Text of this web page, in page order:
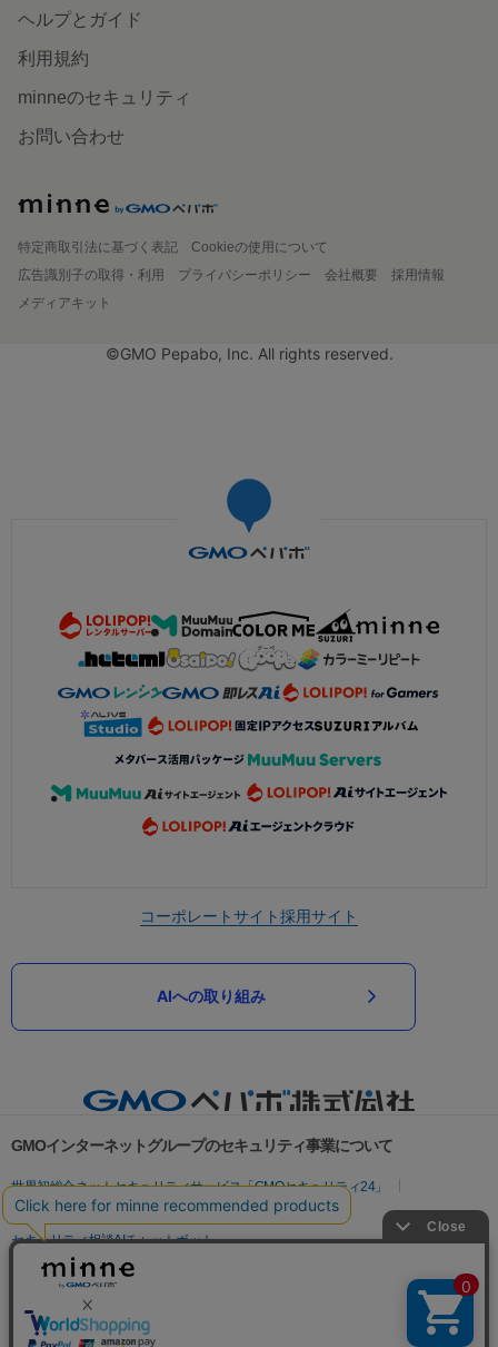
ヘルプとガイド
利用規約
minneのセキュリティ
お問い合わせ
特定商取引法に基づく表記
Cookieの使用について
広告識別子の取得・利用
プライバシーポリシー 会社概要
採用情報
メディアキット
©GMO Pepabo, Inc. All rights reserved.
コーポレートサイト採用サイト
AIへの取り組み
GMOインターネットグループのセキュリティ事業について
世界初総合ネットセキュリティサービス「GMOセキュリティ24」
パスワード漏洩診断
Webサイトリスク診断
セキュリティ相談AIチャットボット
実在証明・盗聴対策
サイバー攻撃対策（GMO Flatt Security）